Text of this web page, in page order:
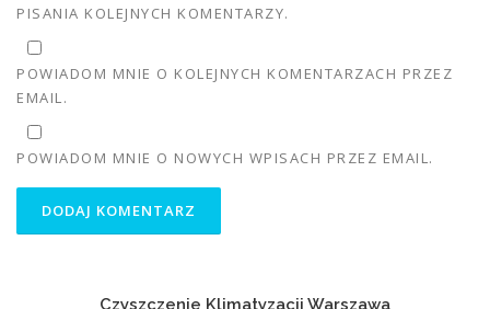
PISANIA KOLEJNYCH KOMENTARZY.
POWIADOM MNIE O KOLEJNYCH KOMENTARZACH PRZEZ
EMAIL.
POWIADOM MNIE O NOWYCH WPISACH PRZEZ EMAIL.
Czyszczenie Klimatyzacji Warszawa